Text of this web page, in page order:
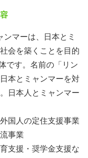
マーは、日本とミ
会を築くことを目的
です。名前の「リン
本とミャンマーを対
日本人とミャンマー
国人の定住支援事業
事業
支援・奨学金支援な